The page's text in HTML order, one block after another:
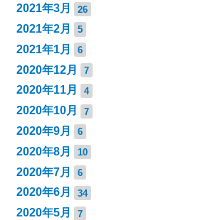
2021年3月 26
2021年2月 5
2021年1月 6
2020年12月 7
2020年11月 4
2020年10月 7
2020年9月 6
2020年8月 10
2020年7月 6
2020年6月 34
2020年5月 7